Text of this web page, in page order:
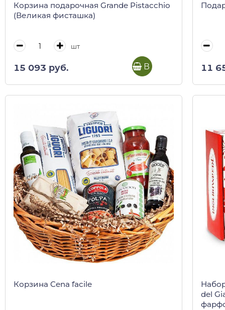
Корзина подарочная Grande Pistacchio
(Великая фисташка)
шт
15 093 руб. В корзину 11
Корзина Cena facile
del